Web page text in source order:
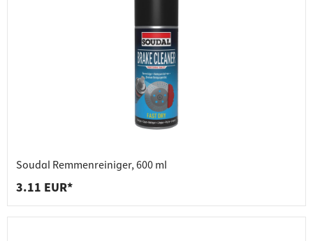
Soudal Remmenreiniger, 600 ml
3.11 EUR*